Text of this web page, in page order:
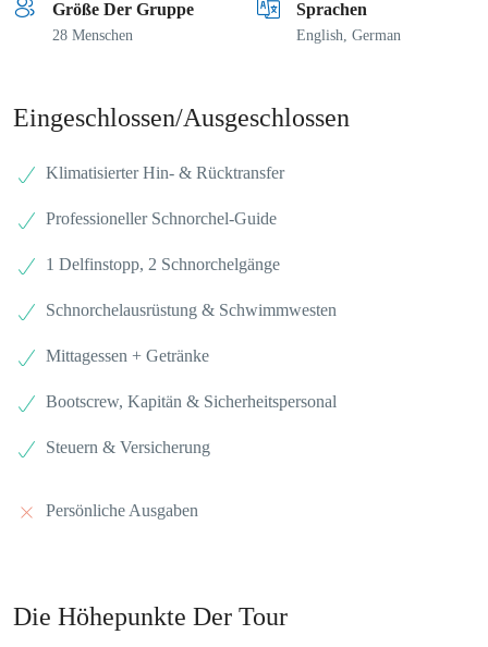
Größe Der Gruppe
28 Menschen
Sprachen
English, German
Eingeschlossen/Ausgeschlossen
Klimatisierter Hin- & Rücktransfer
Professioneller Schnorchel-Guide
1 Delfinstopp, 2 Schnorchelgänge
Schnorchelausrüstung & Schwimmwesten
Mittagessen + Getränke
Bootscrew, Kapitän & Sicherheitspersonal
Steuern & Versicherung
Persönliche Ausgaben
Die Höhepunkte Der Tour